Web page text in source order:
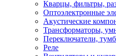
Кварцы, фильтры,
Оптоэлектронные
Акустические
Трансформаторы,
Переключатели,
Реле